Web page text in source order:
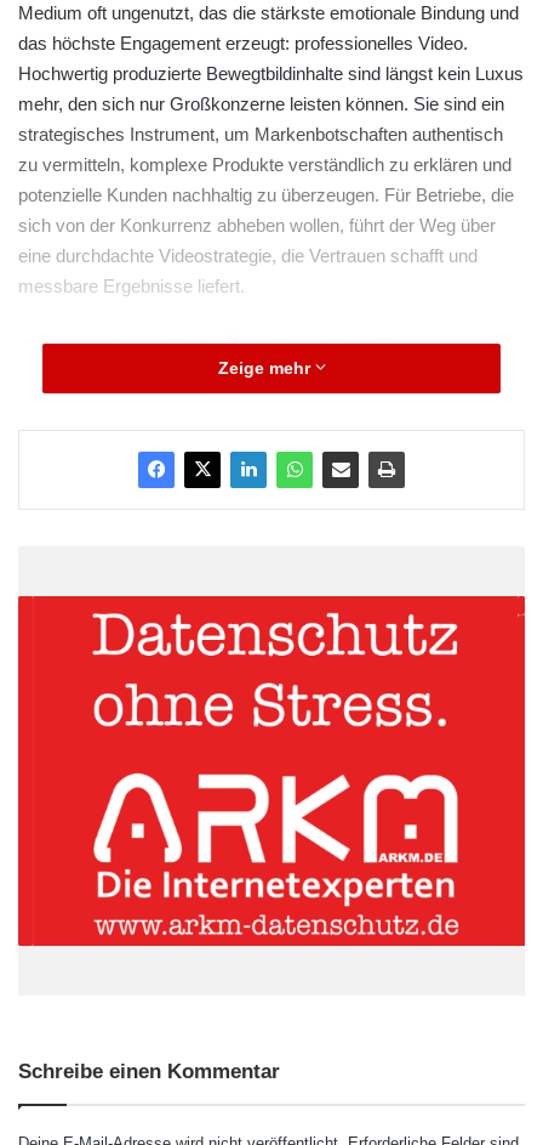
Medium oft ungenutzt, das die stärkste emotionale Bindung und
das höchste Engagement erzeugt: professionelles Video.
Hochwertig produzierte Bewegtbildinhalte sind längst kein Luxus
mehr, den sich nur Großkonzerne leisten können. Sie sind ein
strategisches Instrument, um Markenbotschaften authentisch
zu vermitteln, komplexe Produkte verständlich zu erklären und
potenzielle Kunden nachhaltig zu überzeugen. Für Betriebe, die
sich von der Konkurrenz abheben wollen, führt der Weg über
eine durchdachte Videostrategie, die Vertrauen schafft und
messbare Ergebnisse liefert.
Jenseits der Ästhetik: Der
messbare ROI von
Unternehmensvideos
der menschlichen Psychologie: Bewegtbild transportiert
Informationen und Emotionen effizienter als jeder Text oder
jedes statische Bild. Ein gut gemachtes Video kann die
Verweildauer der Besucher auf einer Webseite signifikant
wie Google sendet. Die Zusammenarbeit mit einem
professionellen
Videograf Münchenstellt sicher, dass nicht nur
ein ästhetisch ansprechendes, sondern ein strategisch
konzipiertes Video entsteht. Dieses zielt darauf ab, die
Kernbotschaft des Unternehmens präzise zu vermitteln und den
Zuschauer zu einer gewünschten Handlung zu führen – sei es
eine Kontaktaufnahme, ein Kauf oder das Abonnieren eines
Zeige mehr
Schreibe einen Kommentar